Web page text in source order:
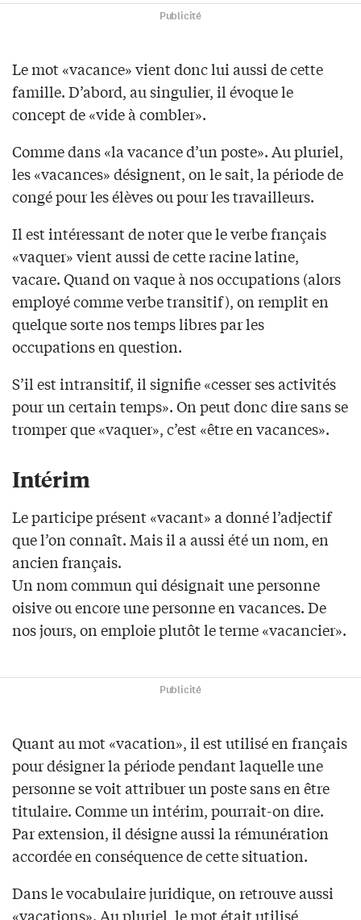
Publicité
Le mot «vacance» vient donc lui aussi de cette
famille. D’abord, au singulier, il évoque le
concept de «vide à combler».
Comme dans «la vacance d’un poste». Au pluriel,
les «vacances» désignent, on le sait, la période de
congé pour les élèves ou pour les travailleurs.
Il est intéressant de noter que le verbe français
«vaquer» vient aussi de cette racine latine,
vacare. Quand on vaque à nos occupations (alors
employé comme verbe transitif), on remplit en
quelque sorte nos temps libres par les
occupations en question.
S’il est intransitif, il signifie «cesser ses activités
pour un certain temps». On peut donc dire sans se
tromper que «vaquer», c’est «être en vacances».
Intérim
Le participe présent «vacant» a donné l’adjectif
que l’on connaît. Mais il a aussi été un nom, en
ancien français.
Un nom commun qui désignait une personne
oisive ou encore une personne en vacances. De
nos jours, on emploie plutôt le terme «vacancier».
Publicité
Quant au mot «vacation», il est utilisé en français
pour désigner la période pendant laquelle une
personne se voit attribuer un poste sans en être
titulaire. Comme un intérim, pourrait-on dire.
Par extension, il désigne aussi la rémunération
accordée en conséquence de cette situation.
Dans le vocabulaire juridique, on retrouve aussi
«vacations». Au pluriel, le mot était utilisé